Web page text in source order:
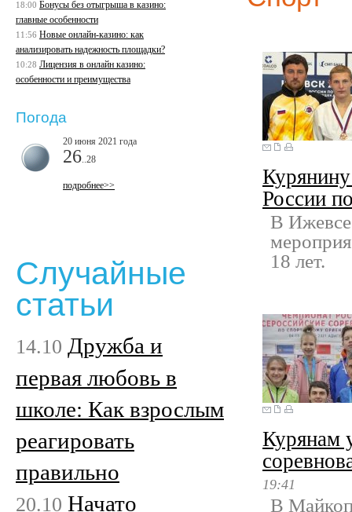
Курянину
России
В Ижевсе
18 лет.
Курянам
19:41
В
18:00 Бонусы без отыгрыша в казино:
главные особенности
11:56 Новые онлайн-казино: как
анализировать надежность площадки?
10:28 Лицензия в онлайн казино:
особенности и преимущества
Погода
20 июня 2021 года
26 ..28
подробнее>>
Случайные
статьи
14.10 Дружба и
первая любовь в
школе: Как взрослым
реагировать
правильно
20.10 Начато